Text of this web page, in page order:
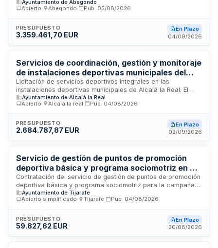
culturales en el municipio de Abegondo. Los servicios
incluyen la implantación, coordinación, evaluación y
deportivas y programas culturales en instalaciones
municipales y centros educativos públicos. El contratista será
deportiva y cultural municipal.
Ayuntamiento de Abegondo
Abierto
Abegondo Pub. 05/08/2026
PRESUPUESTO
3.359.461,70 EUR
En Plazo
04/09/2026
Servicios de coordinación, gestión y monitoraje
de instalaciones deportivas municipales del
Ayuntamiento de Alcalá la Real
Licitación de servicios deportivos integrales en las
instalaciones deportivas municipales de Alcalá la Real. El
contrato incluye coordinación de instalaciones, plan local de
deporte base, monitoraje deportivo uni y multidisciplinar,
completa de espacios deportivos, organización de escuelas
deportivas municipales, prestación de servicios de
actividades deportivas del municipio.
Ayuntamiento de Alcalá la Real
Abierto
Alcalá la real Pub. 04/08/2026
PRESUPUESTO
2.684.787,87 EUR
En Plazo
02/09/2026
Servicio de gestión de puntos de promoción
deportiva básica y programa sociomotriz en el
municipio de Tijarafe
Contratación del servicio de gestión de puntos de promoción
deportiva básica y programa sociomotriz para la campaña
2026-2027 en el municipio de Tijarafe. El contrato incluye la
organización y ejecución de actividades deportivas básicas
población local, con gestión de instalaciones, personal
especializado, registro de actividades y presentación de
Ayuntamiento de Tijarafe.
Ayuntamiento de Tijarafe
Abierto simplificado
Tijarafe Pub. 04/08/2026
PRESUPUESTO
59.827,62 EUR
En Plazo
20/08/2026